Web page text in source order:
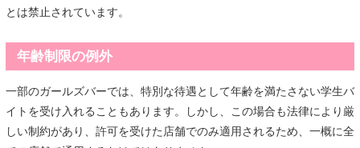
とは禁止されています。
年齢制限の例外
一部のガールズバーでは、特別な待遇として年齢を満たさない学生バ
イトを受け入れることもあります。しかし、この場合も法律により厳
しい制約があり、許可を受けた店舗でのみ適用されるため、一概に全